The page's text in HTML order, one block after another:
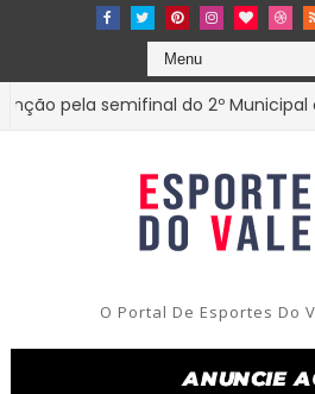
semifinal do 2º Municipal de
O Portal De Esportes Do